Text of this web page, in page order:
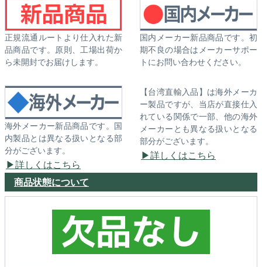
正規流通ルートより仕入れた新
品商品です。原則、工場出荷か
ら未開封でお届けします。
国内メーカー新品商品です。初
期不良の場合はメーカーサポー
トにお問い合わせください。
海外メーカー新品商品です。国
内製品とは異なる扱いとなる部
分がございます。
詳しくはこちら
【台湾直輸入品】は海外メーカ
ー製品ですが、当店が直接仕入
れている関係で一部、他の海外
メーカーとも異なる扱いとなる
部分がございます。
詳しくはこちら
商品状態について